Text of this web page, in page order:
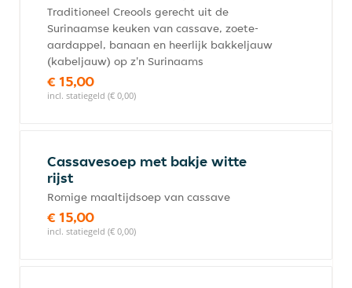
Traditioneel Creools gerecht uit de
Surinaamse keuken van cassave, zoete-
aardappel, banaan en heerlijk bakkeljauw
(kabeljauw) op z'n Surinaams
€ 15,00
incl. statiegeld (€ 0,00)
Cassavesoep met bakje witte
rijst
Romige maaltijdsoep van cassave
€ 15,00
incl. statiegeld (€ 0,00)